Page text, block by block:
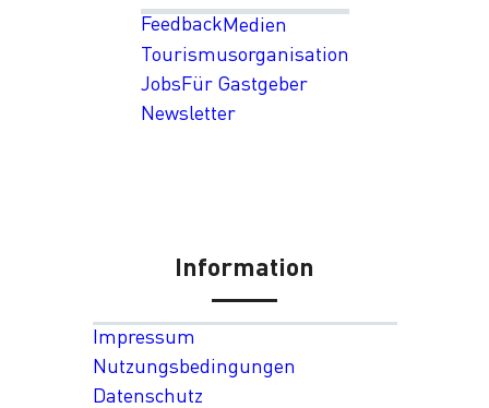
FeedbackMedien
Tourismusorganisation
JobsFür Gastgeber
Newsletter
Information
Impressum
Nutzungsbedingungen
Datenschutz